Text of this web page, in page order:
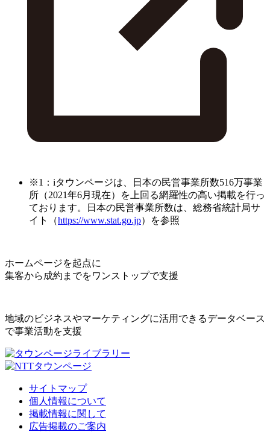
※1：iタウンページは、日本の民営事業所数516万事業
所（2021年6月現在）を上回る網羅性の高い掲載を行っ
ております。日本の民営事業所数は、総務省統計局サ
イト（https://www.stat.go.jp）を参照
ホームページを起点に
集客から成約までをワンストップで支援
地域のビジネスやマーケティングに活用できるデータベース
で事業活動を支援
サイトマップ
個人情報について
掲載情報に関して
広告掲載のご案内